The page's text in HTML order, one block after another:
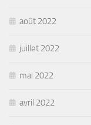
août 2022
juillet 2022
mai 2022
avril 2022